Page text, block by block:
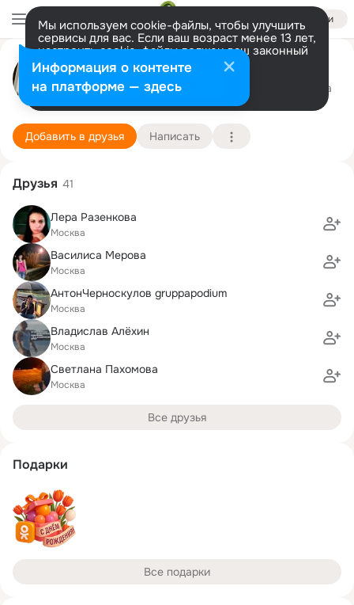
Войти
Мы используем cookie-файлы, чтобы улучшить
сервисы для вас. Если ваш возраст менее 13 лет,
настроить cookie-файлы должен ваш законный
представитель. Больше информации
Разрешить все Настроить
Margarita Igorevna
москва 1 сентября (36 лет)
2009 школа
Подробнее
Добавить в друзья Написать
Друзья 41
Лера Разенкова
Москва
Василиса Мерова
Москва
АнтонЧерноскулов gruppapodium
Москва
Владислав Алёхин
Москва
Светлана Пахомова
Москва
Все друзья
Подарки
Все подарки
Информация о контенте
на платформе — здесь